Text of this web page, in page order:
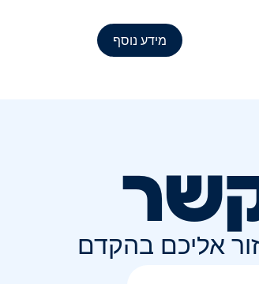
מידע נוסף
אליכם בהקדם